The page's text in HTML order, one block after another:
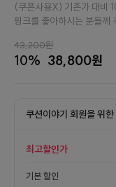
(쿠폰사용X) 기존가 대비
핑크를 좋아하시는 분들께
43,200원
10% 38,800원
쿠션이야기 회원을 위
최고할인가
기본 할인